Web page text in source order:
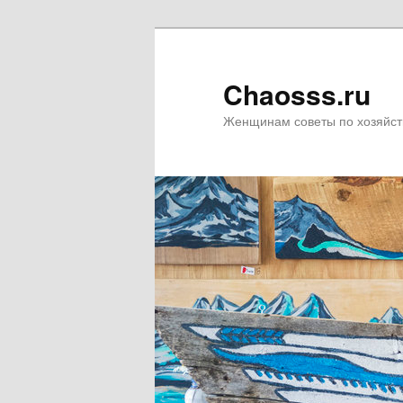
Chaosss.ru
Женщинам советы по